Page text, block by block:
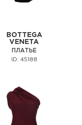
BOTTEGA
VENETA
ПЛАТЬЕ
ID: 45188